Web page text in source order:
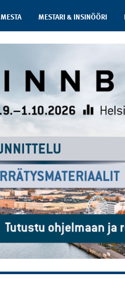
MESTA MESTARI & INSINÖÖRI